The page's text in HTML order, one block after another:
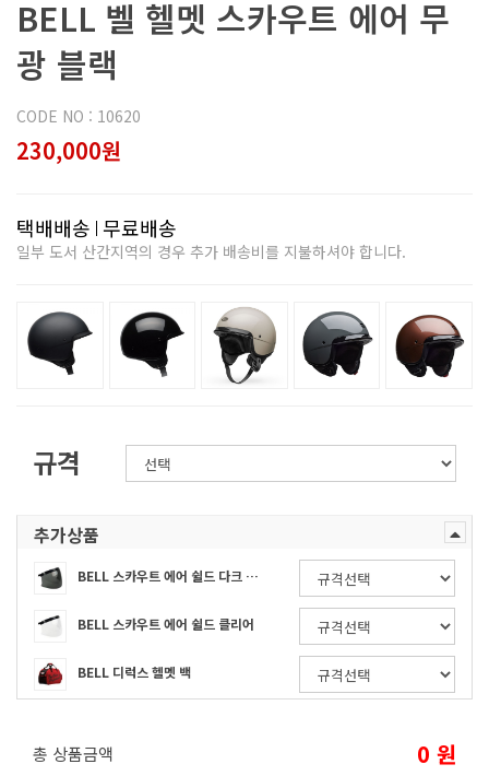
BELL 벨 헬멧 스카우트 에어 무
광 블랙
CODE NO : 10620
230,000원
택배배송 무료배송
일부 도서 산간지역의 경우 추가 배송비를 지불하셔야 합니다.
규격
추가상품
BELL 스카우트 에어 쉴드 다크 스모크
BELL 스카우트 에어 쉴드 클리어
BELL 디럭스 헬멧 백
총 상품금액 0 원